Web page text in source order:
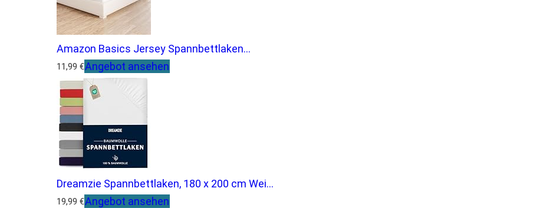
Amazon Basics Jersey Spannbettlaken...
11,99 €Angebot ansehen
Dreamzie Spannbettlaken, 180 x 200 cm Wei...
19,99 €Angebot ansehen